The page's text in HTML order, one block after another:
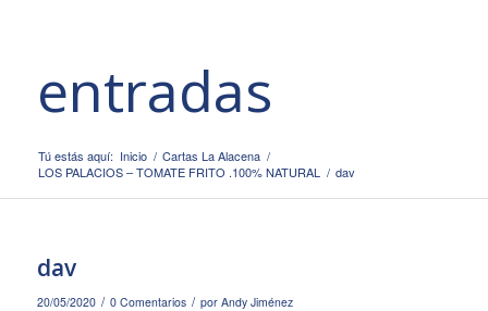
entradas
Tú estás aquí: Inicio / Cartas La Alacena /
LOS PALACIOS – TOMATE FRITO .100% NATURAL
/ dav
dav
20/05/2020 / 0 Comentarios / por Andy Jiménez